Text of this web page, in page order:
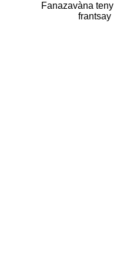
Fanazavàna teny
frantsay